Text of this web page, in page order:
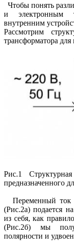
Чтобы понять
и электронным
внутренним
Рассмотрим
трансформатора
Рис.1
предназначенного
Переменный ток
(Рис.2а) подается
из себя, как
(Рис.2б) мы
полярности и